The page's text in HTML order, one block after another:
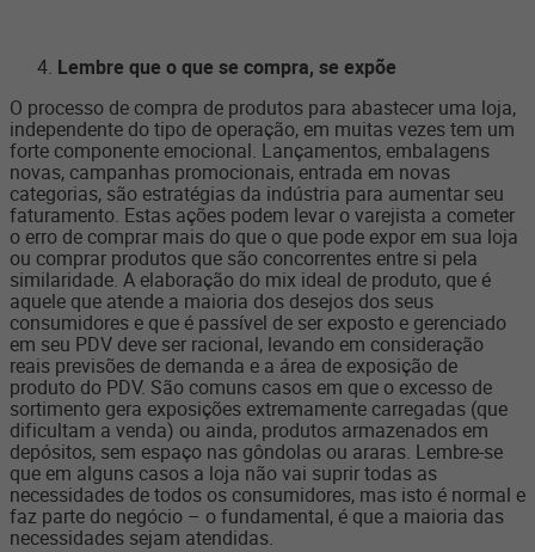
Lembre que o que se compra, se expõe
O processo de compra de produtos para abastecer uma loja,
independente do tipo de operação, em muitas vezes tem um
forte componente emocional. Lançamentos, embalagens
novas, campanhas promocionais, entrada em novas
categorias, são estratégias da indústria para aumentar seu
faturamento. Estas ações podem levar o varejista a cometer
o erro de comprar mais do que o que pode expor em sua loja
ou comprar produtos que são concorrentes entre si pela
similaridade. A elaboração do mix ideal de produto, que é
aquele que atende a maioria dos desejos dos seus
consumidores e que é passível de ser exposto e gerenciado
em seu PDV deve ser racional, levando em consideração
reais previsões de demanda e a área de exposição de
produto do PDV. São comuns casos em que o excesso de
sortimento gera exposições extremamente carregadas (que
dificultam a venda) ou ainda, produtos armazenados em
depósitos, sem espaço nas gôndolas ou araras. Lembre-se
que em alguns casos a loja não vai suprir todas as
necessidades de todos os consumidores, mas isto é normal e
faz parte do negócio – o fundamental, é que a maioria das
necessidades sejam atendidas.